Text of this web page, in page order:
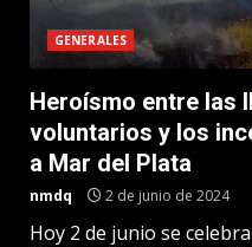
GENERALES
Heroísmo entre las
voluntarios y los
a Mar del Plata
nmdq 2 de junio de 2024
Hoy 2 de junio se